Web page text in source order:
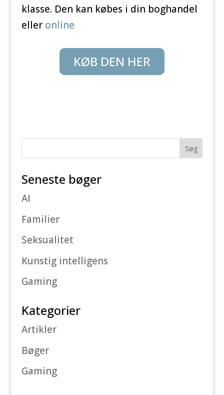
klasse. Den kan købes i din boghandel
eller online
KØB DEN HER
Seneste bøger
AI
Familier
Seksualitet
Kunstig intelligens
Gaming
Kategorier
Artikler
Bøger
Gaming